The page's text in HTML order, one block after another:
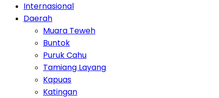
Internasional
Daerah
Muara Teweh
Buntok
Puruk Cahu
Tamiang Layang
Kapuas
Katingan